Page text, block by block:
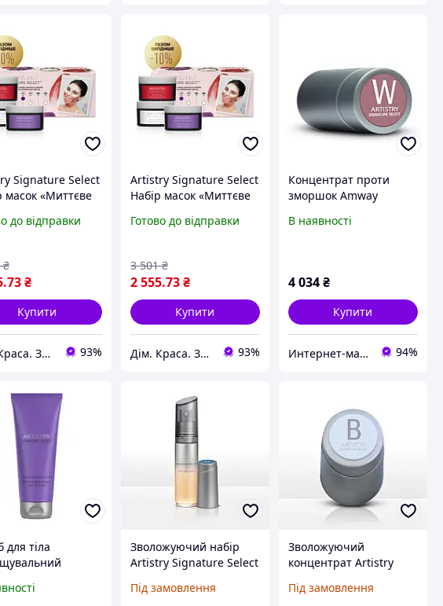
Signature Select
масок «Миттєве
до відправки
.73₴
₴
Купити
Дім. Краса. Здоров'я. 93%
Artistry Signature Select
Набір масок «Миттєве
Готово до відправки
2 555.73 ₴
3 501 ₴
Купити
Дім. Краса. Здоров'я. 93%
Концентрат проти
зморшок Amway
Anti-Wrinkle Amplifier
В наявності
4 034₴
Купити
Интернет-магазин "Beauty Mall" 94%
для тіла
Select 200 мл
Зволожуючий набір
Artistry Signature Select
Під замовлення
Зволожуючий
концентрат Artistry
Під замовлення